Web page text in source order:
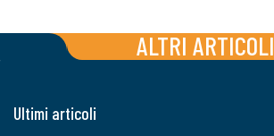
ALTRI ARTICOLI
Ultimi articoli